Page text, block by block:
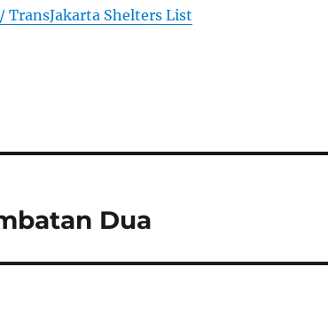
TransJakarta Shelters List
Dua